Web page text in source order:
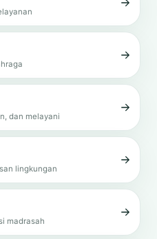
dan melayani
lingkungan
madrasah